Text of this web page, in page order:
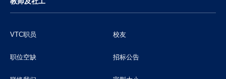
VTC职员 校友
职位空缺 招标公告